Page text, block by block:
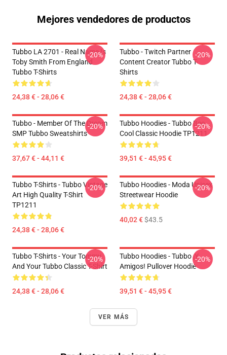
Mejores vendedores de productos
Tubbo LA 2701 - Real Name Is
Toby Smith From England
Tubbo T-Shirts
24,38 € - 28,06 €
-20%
Tubbo - Twitch Partner
Content Creator Tubbo T-
Shirts
24,38 € - 28,06 €
-20%
Tubbo - Member Of The Dream
SMP Tubbo Sweatshirts
37,67 € - 44,11 €
-20%
Tubbo Hoodies - Tubbo Bee
Cool Classic Hoodie TP1211
39,51 € - 45,95 €
-20%
Tubbo T-Shirts - Tubbo Vintage
Art High Quality T-Shirt
TP1211
24,38 € - 28,06 €
-20%
Tubbo Hoodies - Moda Unisex
Streetwear Hoodie
40,02 €$43.5
-20%
Tubbo T-Shirts - Your Tommy
And Your Tubbo Classic T-Shirt
24,38 € - 28,06 €
-20%
Tubbo Hoodies - Tubbo ¡Y
Amigos! Pullover Hoodie
39,51 € - 45,95 €
-20%
VER MÁS